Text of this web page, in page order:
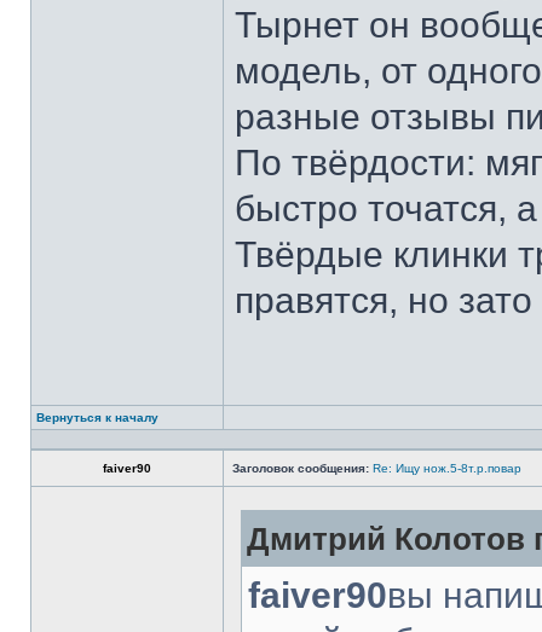
Тырнет он
модель, от
разные отзывы
По твёрдости:
быстро точатся,
Твёрдые клинки
правятся, но
Вернуться к началу
faiver90 Заголовок сообщения: Re: Ищу нож.5-8т.р.повар
Дмитрий Колотов
faiver90вы